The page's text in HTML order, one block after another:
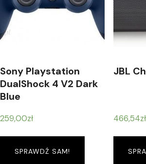
Sony Playstation
DualShock 4 V2 Dark
Blue
259,00zł
SPRAWDŹ SAM!
JBL
466,54zł